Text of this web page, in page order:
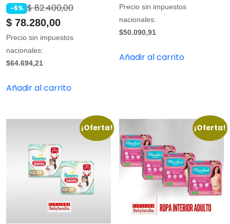
-5% $82.400,00
$ 78.280,00
Precio sin impuestos
nacionales:
$64.694,21
Añadir al carrito
Precio sin impuestos
nacionales:
$50.090,91
Añadir al carrito
¡Oferta! ¡Oferta!